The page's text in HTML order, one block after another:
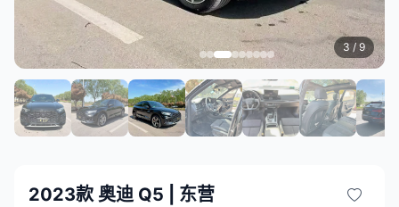
3/ 9
2023款 奥迪 Q5 | 东营